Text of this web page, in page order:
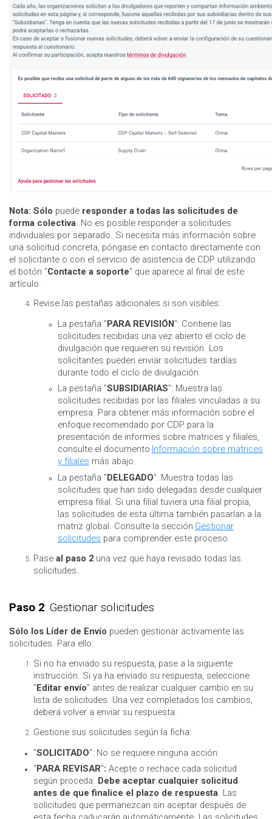
Nota: Sólo puede responder a todas las solicitudes de
forma colectiva. No es posible responder a solicitudes
individuales por separado. Si necesita más información sobre
una solicitud concreta, póngase en contacto directamente con
el solicitante o con el servicio de asistencia de CDP utilizando
el botón "Contacte a soporte" que aparece al final de este
artículo.
Revise las pestañas adicionales si son visibles:
La pestaña "PARA REVISIÓN": Contiene las
solicitudes recibidas una vez abierto el ciclo de
divulgación que requieren su revisión. Los
solicitantes pueden enviar solicitudes tardías
durante todo el ciclo de divulgación.
La pestaña "SUBSIDIARIAS": Muestra las
solicitudes recibidas por las filiales vinculadas a su
empresa. Para obtener más información sobre el
enfoque recomendado por CDP para la
presentación de informes sobre matrices y filiales,
consulte el documento Información sobre matrices
y filiales más abajo.
La pestaña "DELEGADO": Muestra todas las
solicitudes que han sido delegadas desde cualquier
empresa filial. Si una filial tuviera una filial propia,
las solicitudes de esta última también pasarían a la
matriz global. Consulte la sección Gestionar
solicitudes para comprender este proceso.
Pase al paso 2 una vez que haya revisado todas las
solicitudes.
Paso 2: Gestionar solicitudes
Sólo los Líder de Envío pueden gestionar activamente las
solicitudes. Para ello:
Si no ha enviado su respuesta, pase a la siguiente
instrucción. Si ya ha enviado su respuesta, seleccione
"Editar envío" antes de realizar cualquier cambio en su
lista de solicitudes. Una vez completados los cambios,
deberá volver a enviar su respuesta.
Gestione sus solicitudes según la ficha:
"SOLICITADO": No se requiere ninguna acción.
"PARA REVISAR": Acepte o rechace cada solicitud
según proceda. Debe aceptar cualquier solicitud
antes de que finalice el plazo de respuesta. Las
solicitudes que permanezcan sin aceptar después de